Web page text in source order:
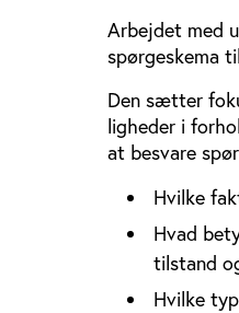
Arbejdet med
spørgeskema
Den sætter
ligheder i
at besvare
Hvilke
Hvad
tilstand
Hvilke